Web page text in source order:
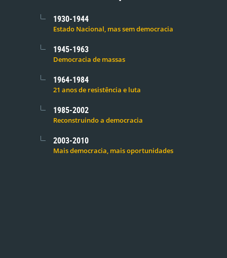
1930-1944
Estado Nacional, mas sem democracia
1945-1963
Democracia de massas
1964-1984
21 anos de resistência e luta
1985-2002
Reconstruindo a democracia
2003-2010
Mais democracia, mais oportunidades